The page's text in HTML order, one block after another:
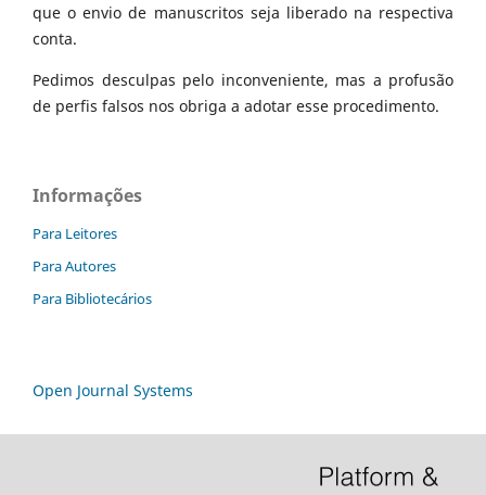
que o envio de manuscritos seja liberado na respectiva
conta.
Pedimos desculpas pelo inconveniente, mas a profusão
de perfis falsos nos obriga a adotar esse procedimento.
Informações
Para Leitores
Para Autores
Para Bibliotecários
Open Journal Systems